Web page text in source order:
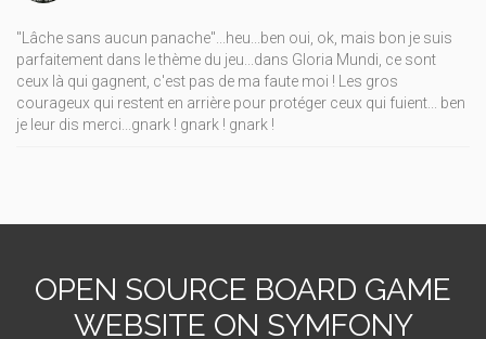
"Lâche sans aucun panache"...heu...ben oui, ok, mais bon je suis
parfaitement dans le thème du jeu...dans Gloria Mundi, ce sont
ceux là qui gagnent, c'est pas de ma faute moi ! Les gros
courageux qui restent en arrière pour protéger ceux qui fuient... ben
je leur dis merci...gnark ! gnark ! gnark !
OPEN SOURCE BOARD GAME
WEBSITE ON SYMFONY